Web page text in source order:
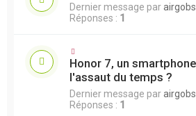
Dernier message parairgobs
Réponses : 1
Honor 7, un
l'assaut du temps ?
Dernier message parairgobs
Réponses : 1